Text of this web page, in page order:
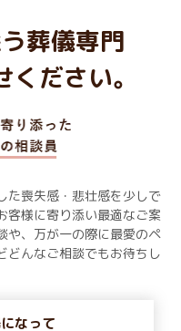
葬儀専門
ださい。
た喪失感・悲壮感を少しで
客様に寄り添い最適なご案
や、万が一の際に最愛のペ
どんなご相談でもお待ちし
なって